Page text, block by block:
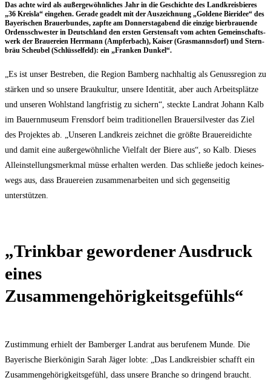
Das ach­te wird als außer­ge­wöhn­li­ches Jahr in die Geschich­te des Land­kreis­bie­res
„36 Kreis­la“ ein­ge­hen. Gera­de geadelt mit der Aus­zeich­nung „Gol­de­ne Bier­idee“ des
Baye­ri­schen Brau­er­bun­des, zapf­te am Don­ners­tag­abend die ein­zi­ge bier­brau­en­de
Ordens­schwes­ter in Deutsch­land den ers­ten Gers­ten­saft vom ach­ten Gemein­schafts­
werk der Braue­rei­en Herr­mann (Amp­fer­bach), Kai­ser (Gras­manns­dorf) und Stern­
bräu Scheu­bel (Schlüs­sel­feld): ein „Fran­ken Dunkel“.
„Es ist unser Bestre­ben, die Regi­on Bam­berg nach­hal­tig als Genuss­re­gi­on zu
stär­ken und so unse­re Brau­kul­tur, unse­re Iden­ti­tät, aber auch Arbeits­plät­ze
und unse­ren Wohl­stand lang­fris­tig zu sichern“, steck­te Land­rat Johann Kalb
im Bau­ern­mu­se­um Frens­dorf beim tra­di­tio­nel­len Brau­er­sil­ves­ter das Ziel
des Pro­jek­tes ab. „Unse­ren Land­kreis zeich­net die größ­te Braue­rei­dich­te
und damit eine außer­ge­wöhn­li­che Viel­falt der Bie­re aus“, so Kalb. Die­ses
Allein­stel­lungs­merk­mal müs­se erhal­ten wer­den. Das schlie­ße jedoch kei­nes­
wegs aus, dass Braue­rei­en zusam­men­ar­bei­ten und sich gegen­sei­tig
unterstützen.
„Trink­bar gewor­de­ner Aus­druck
eines
Zusammengehörigkeitsgefühls“
Zustim­mung erhielt der Bam­ber­ger Land­rat aus beru­fe­nem Mun­de. Die
Baye­ri­sche Bier­kö­ni­gin Sarah Jäger lob­te: „Das Land­kreis­bier schafft ein
Zusam­men­ge­hö­rig­keits­ge­fühl, dass unse­re Bran­che so drin­gend braucht.